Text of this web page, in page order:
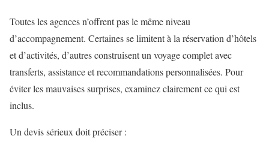
Toutes les agences n’offrent pas le même niveau
d’accompagnement. Certaines se limitent à la réservation d’hôtels
et d’activités, d’autres construisent un voyage complet avec
transferts, assistance et recommandations personnalisées. Pour
éviter les mauvaises surprises, examinez clairement ce qui est
inclus.
Un devis sérieux doit préciser :